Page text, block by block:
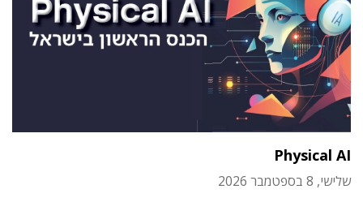
Physical AI
שלישי, 8 בספטמבר 2026